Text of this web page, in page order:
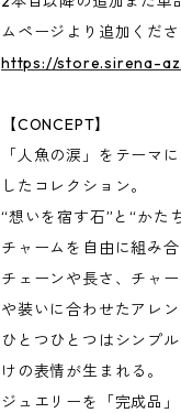
ムページより追加くだ
https://store.sirena-
【CONCEPT】
「人魚の涙」をテーマ
したコレクション。
“想いを宿す石”と“かた
チャームを自由に組み
チェーンや長さ、チャ
や装いに合わせたアレン
ひとつひとつはシンプ
けの表情が生まれる。
ジュエリーを「完成品